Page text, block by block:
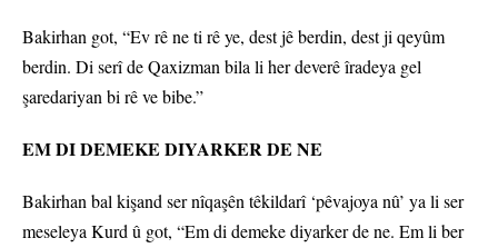
Bakirhan got, “Ev rê ne ti rê ye, dest jê berdin, dest ji qeyûm
berdin. Di serî de Qaxizman bila li her deverê îradeya gel
şaredariyan bi rê ve bibe.”
EM DI DEMEKE DIYARKER DE NE
Bakirhan bal kişand ser nîqaşên têkildarî ‘pêvajoya nû’ ya li ser
meseleya Kurd û got, “Em di demeke diyarker de ne. Em li ber